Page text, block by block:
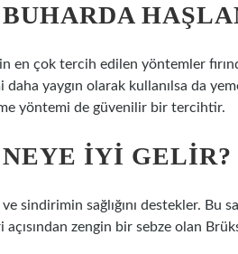
en çok tercih edilen yöntemler
yaygın olarak kullanılsa da
yöntemi de güvenilir bir tercihtir.
IYI GELIR?
sindirimin sağlığını destekler. Bu
zengin bir sebze olan